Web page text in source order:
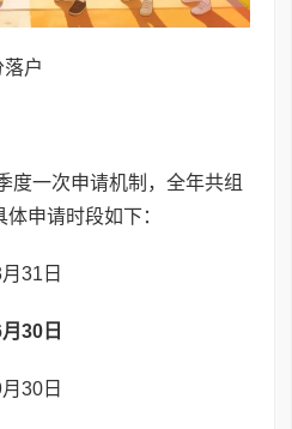
户
度一次申请机制，全年共组
申请时段如下：
31日
30日
30日